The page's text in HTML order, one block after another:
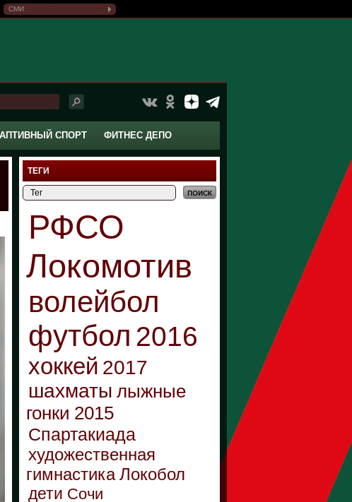
СМИ
СПОРТ ФИТНЕС ДЕПО
ТЕГИ
РФСО
Локомотив
волейбол
футбол 2016
хоккей 2017
шахматы лыжные
гонки 2015
Спартакиада
художественная
гимнастика Локобол
дети Сочи